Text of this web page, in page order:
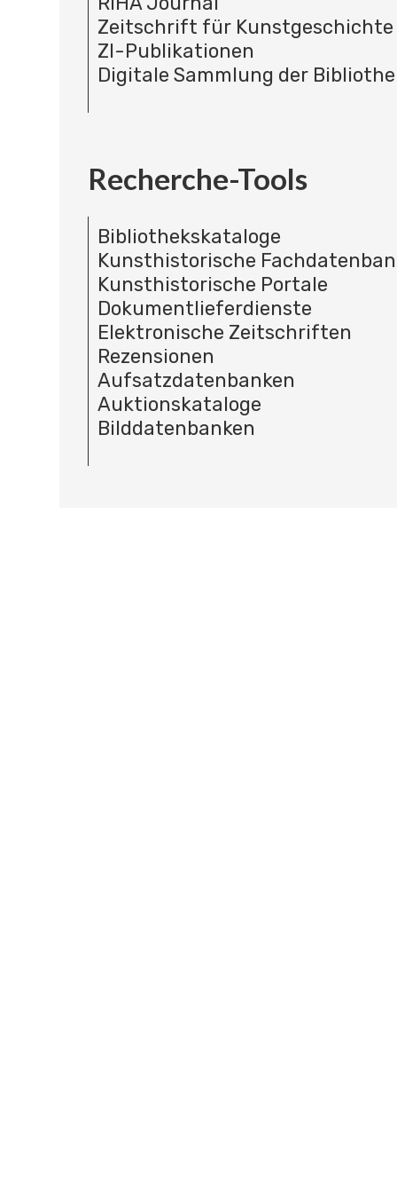
Zeitschrift für Kunstgeschichte
ZI-Publikationen
Digitale Sammlung der
Recherche-Tools
Bibliothekskataloge
Kunsthistorische
Kunsthistorische Portale
Dokumentlieferdienste
Elektronische Zeitschriften
Rezensionen
Aufsatzdatenbanken
Auktionskataloge
Bilddatenbanken